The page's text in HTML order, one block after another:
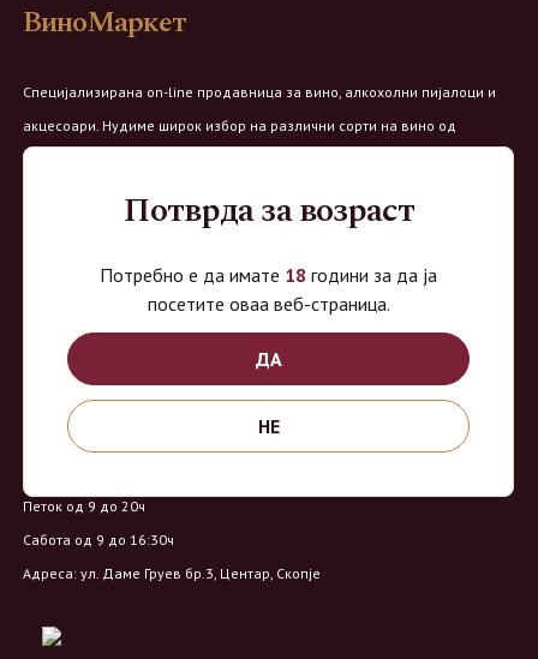
ВиноМаркет
Специјализирана on-line продавница за вино, алкохолни пијалоци и
акцесоари. Нудиме широк избор на различни сорти на вино од
домашните винарии, со избор на преку 8 винарии и 150 различни
Продавница на Вино Маркет:
Работно време:
Петок од 9 до 20ч
Сабота од 9 до 16:30ч
Адреса: ул. Даме Груев бр.3, Центар, Скопје
Потврда за возраст
Потребно е да имате 18 години за да ја
посетите оваа веб-страница.
ДА
НЕ